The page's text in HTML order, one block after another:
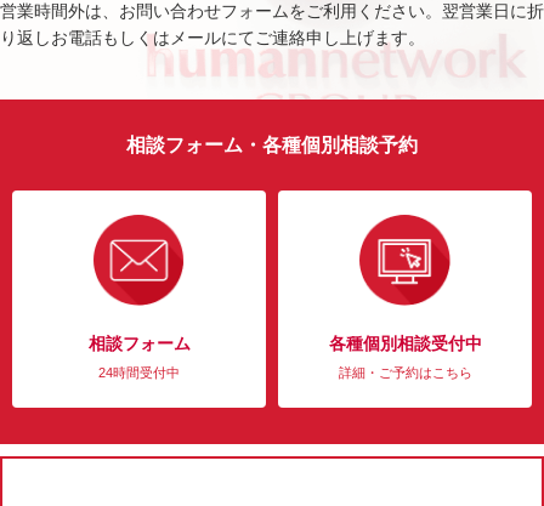
営業時間外は、お問い合わせフォームをご利用ください。翌営業日に折
り返しお電話もしくはメールにてご連絡申し上げます。
相談フォーム・各種個別相談予約
相談フォーム
24時間受付中
各種個別相談受付中
詳細・ご予約はこちら